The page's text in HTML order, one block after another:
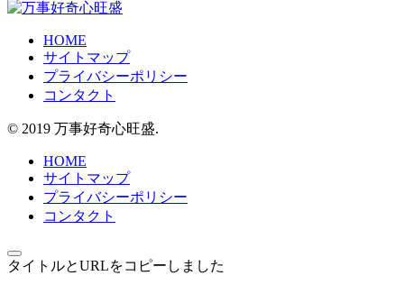
HOME
サイトマップ
プライバシーポリシー
コンタクト
© 2019 万事好奇心旺盛.
HOME
サイトマップ
プライバシーポリシー
コンタクト
タイトルとURLをコピーしました